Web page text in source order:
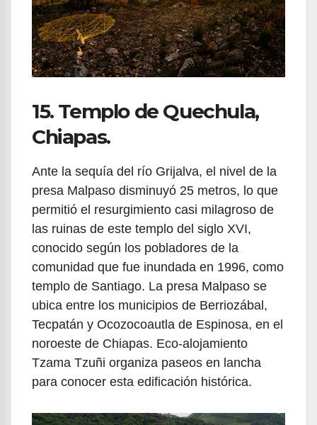
15. Templo de Quechula,
Chiapas.
Ante la sequía del río Grijalva, el nivel de la
presa Malpaso disminuyó 25 metros, lo que
permitió el resurgimiento casi milagroso de
las ruinas de este templo del siglo XVI,
conocido según los pobladores de la
comunidad que fue inundada en 1996, como
templo de Santiago. La presa Malpaso se
ubica entre los municipios de Berriozábal,
Tecpatán y Ocozocoautla de Espinosa, en el
noroeste de Chiapas. Eco-alojamiento
Tzama Tzuñi organiza paseos en lancha
para conocer esta edificación histórica.